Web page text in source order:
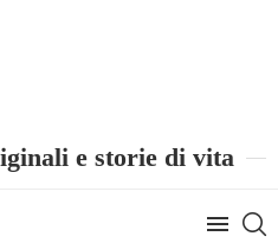
e storie di vita